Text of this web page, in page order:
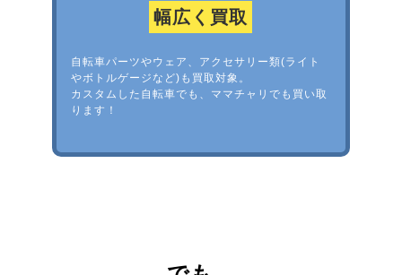
幅広く買取
自転車パーツやウェア、アクセサリー類(ライト
やボトルゲージなど)も買取対象。
カスタムした自転車でも、ママチャリでも買い取
ります！